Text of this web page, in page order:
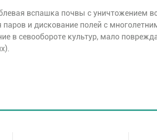
вспашка почвы с уничтожением
паров и дискование полей с
в севообороте культур, мало